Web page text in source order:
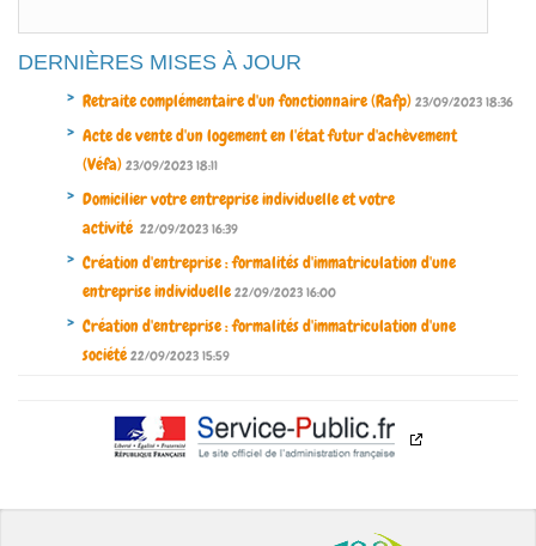
DERNIÈRES MISES À JOUR
Retraite complémentaire d'un fonctionnaire (Rafp) 23/09/2023 18:36
Acte de vente d'un logement en l'état futur d'achèvement
(Véfa) 23/09/2023 18:11
Domicilier votre entreprise individuelle et votre
activité 22/09/2023 16:39
Création d'entreprise : formalités d'immatriculation d'une
entreprise individuelle 22/09/2023 16:00
Création d'entreprise : formalités d'immatriculation d'une
société 22/09/2023 15:59